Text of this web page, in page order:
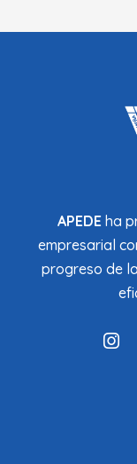
APEDEha
empresarial
progreso de